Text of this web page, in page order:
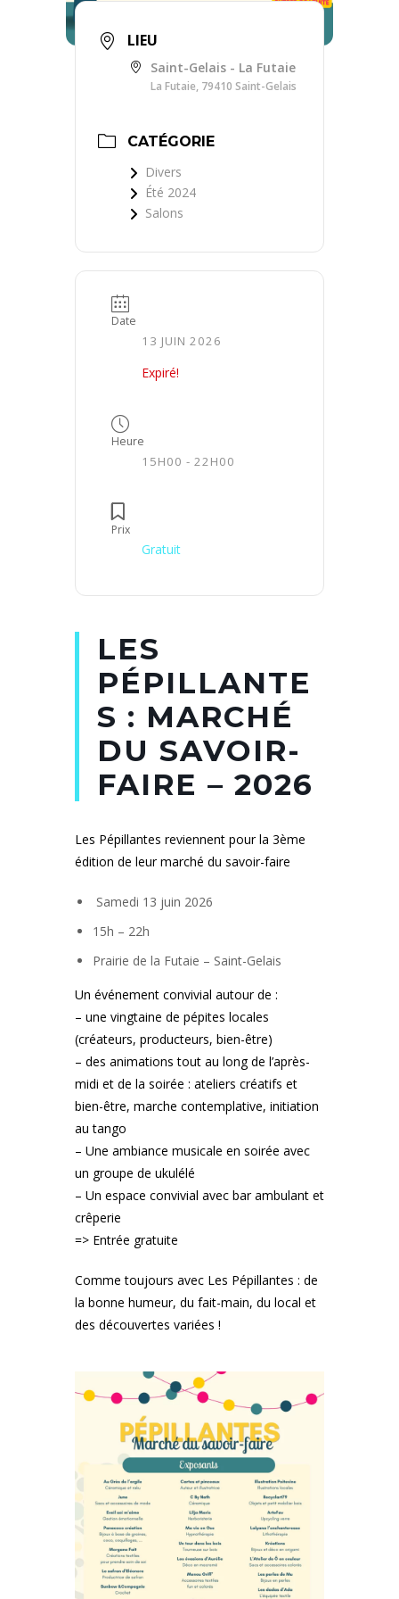
LIEU
Saint-Gelais - La Futaie
La Futaie, 79410 Saint-Gelais
CATÉGORIE
Divers
Été 2024
Salons
Date
13 JUIN 2026
Expiré!
Heure
15H00 - 22H00
Prix
Gratuit
LES
PÉPILLANTE
S : MARCHÉ
DU SAVOIR-
FAIRE – 2026
Les Pépillantes reviennent pour la 3ème
édition de leur marché du savoir-faire
Samedi 13 juin 2026
15h – 22h
Prairie de la Futaie – Saint-Gelais
Un événement convivial autour de :
– une vingtaine de pépites locales
(créateurs, producteurs, bien-être)
– des animations tout au long de l’après-
midi et de la soirée : ateliers créatifs et
bien-être, marche contemplative, initiation
au tango
– Une ambiance musicale en soirée avec
un groupe de ukulélé
– Un espace convivial avec bar ambulant et
crêperie
=> Entrée gratuite
Comme toujours avec Les Pépillantes : de
la bonne humeur, du fait-main, du local et
des découvertes variées !